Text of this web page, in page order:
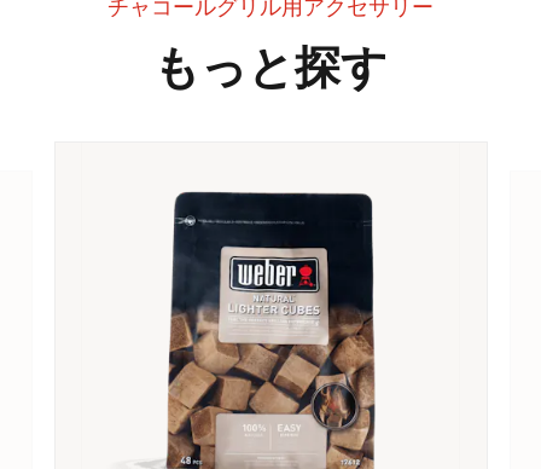
チャコールグリル用アクセサリー
もっと探す